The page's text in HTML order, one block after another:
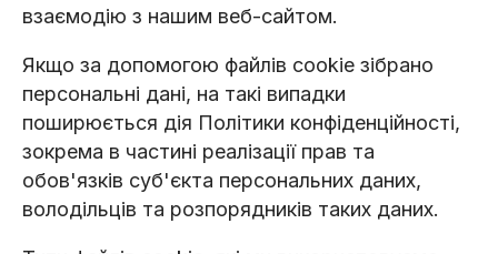
взаємодію з нашим веб-сайтом.
Якщо за допомогою файлів cookie зібрано
персональні дані, на такі випадки
поширюється дія Політики конфіденційності,
зокрема в частині реалізації прав та
обов'язків суб'єкта персональних даних,
володільців та розпорядників таких даних.